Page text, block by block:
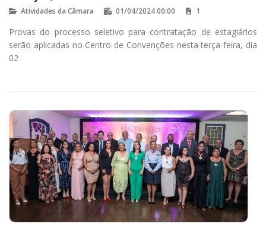
Atividades da Câmara 01/04/2024 00:00 1
Provas do processo seletivo para contratação de estagiários
serão aplicadas no Centro de Convenções nesta terça-feira, dia
02